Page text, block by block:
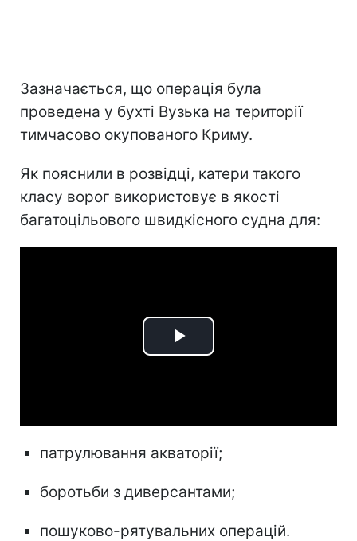
Зазначається, що операція була
проведена у бухті Вузька на території
тимчасово окупованого Криму.
Як пояснили в розвідці, катери такого
класу ворог використовує в якості
багатоцільового швидкісного судна для:
Play
патрулювання акваторії;
боротьби з диверсантами;
пошуково-рятувальних операцій.